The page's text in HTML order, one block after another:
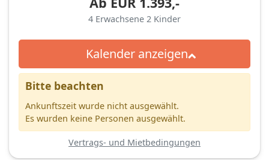
4 Erwachsene 2 Kinder
Kalender anzeigen
Bitte beachten
Ankunftszeit wurde nicht ausgewählt.
Es wurden keine Personen ausgewählt.
Vertrags- und Mietbedingungen